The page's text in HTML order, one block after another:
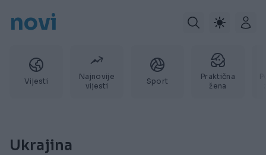
novi
Vijesti
Najnovije
vijesti
Sport
Praktična
žena
Ukrajina